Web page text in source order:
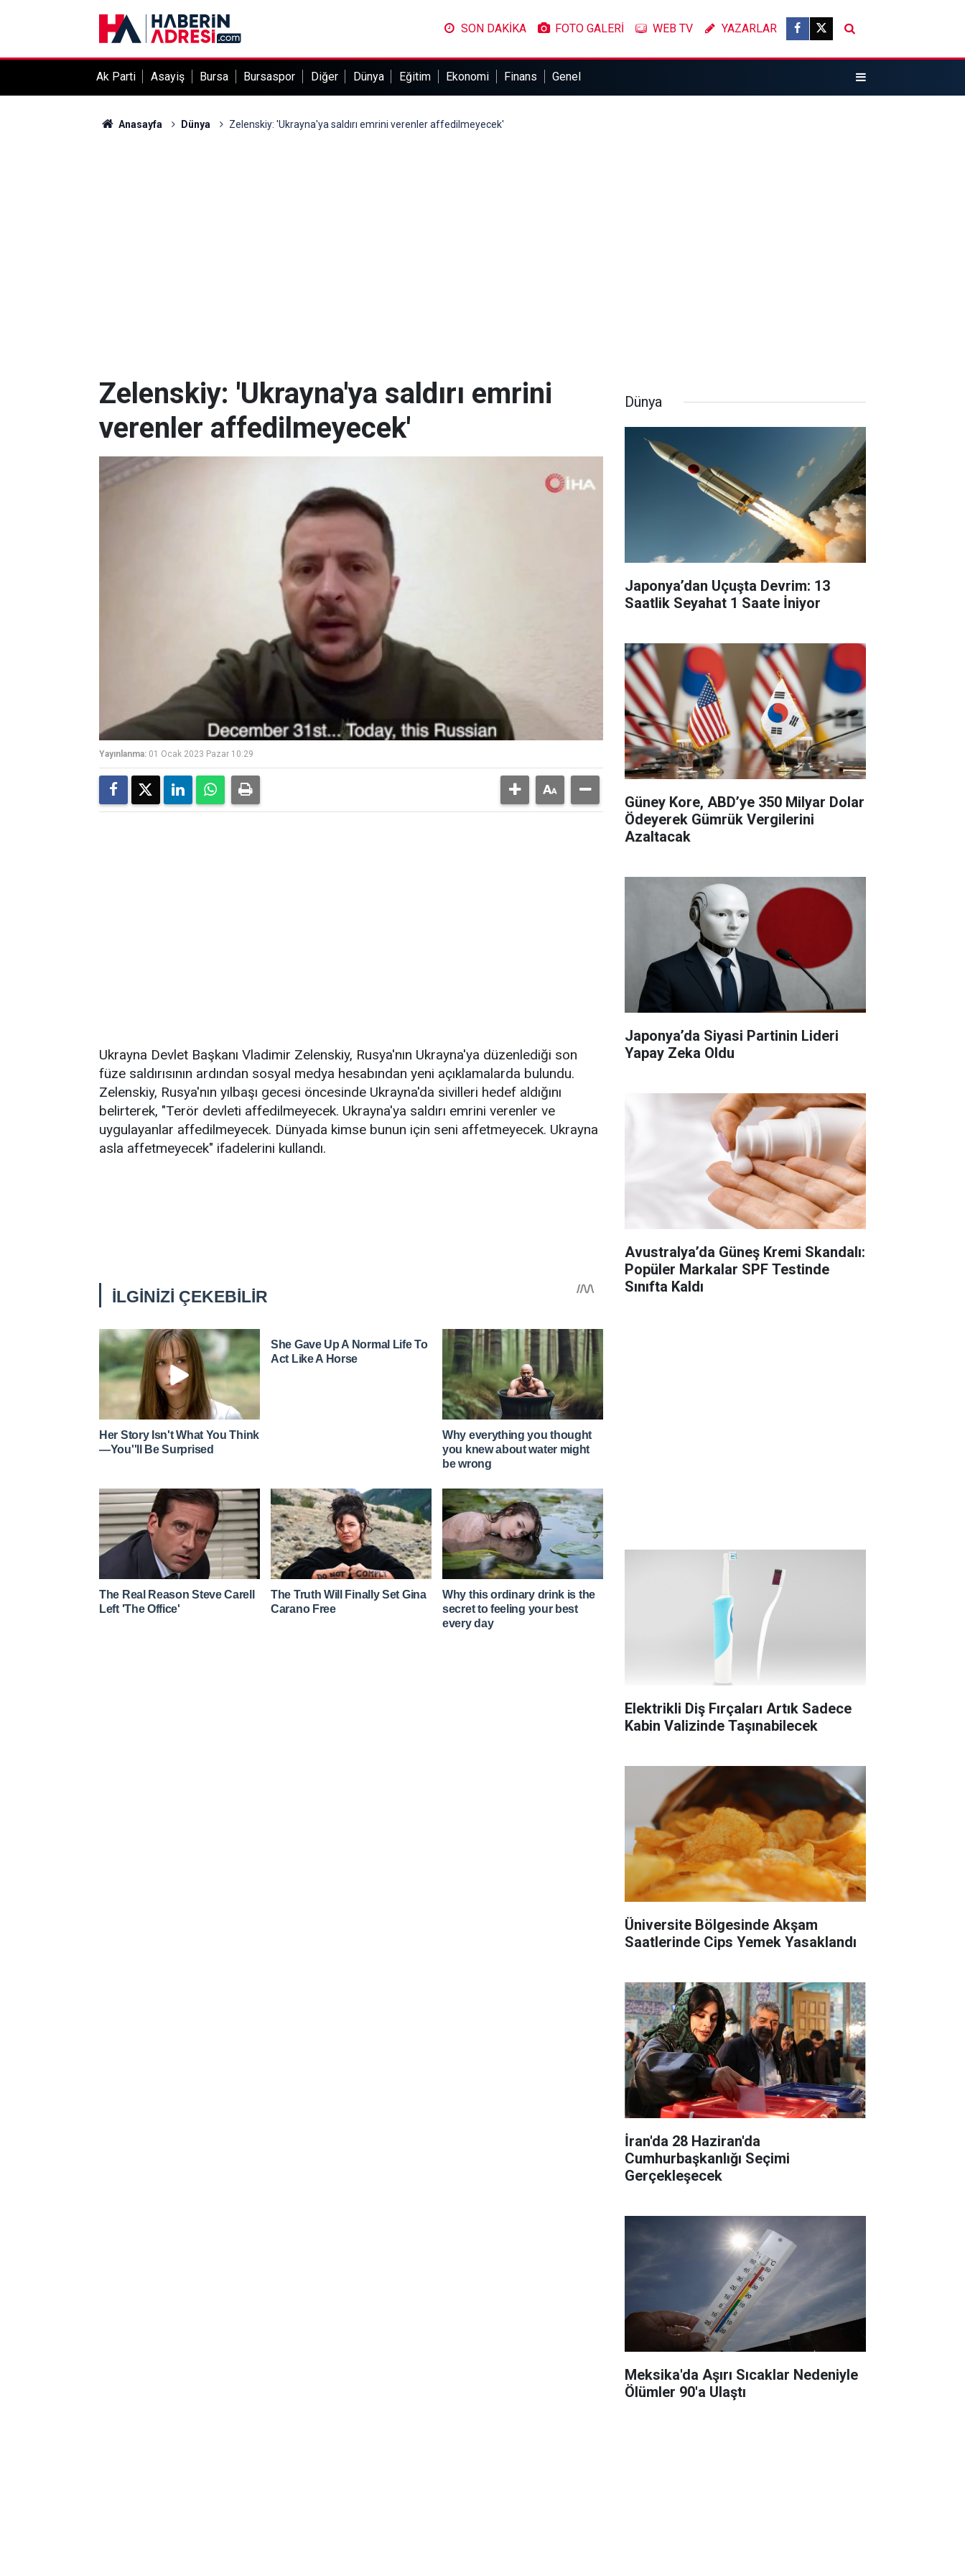
SON DAKİKA FOTO GALERİ WEB TV YAZARLAR
Ak Parti Asayiş Bursa Bursaspor Diğer Dünya Eğitim Ekonomi Finans Genel
Anasayfa Dünya Zelenskiy: 'Ukrayna'ya saldırı emrini verenler affedilmeyecek'
Zelenskiy: 'Ukrayna'ya saldırı emrini
verenler affedilmeyecek'
Yayınlanma: 01 Ocak 2023 Pazar 10:29
Ukrayna Devlet Başkanı Vladimir Zelenskiy, Rusya'nın Ukrayna'ya düzenlediği son
füze saldırısının ardından sosyal medya hesabından yeni açıklamalarda bulundu.
Zelenskiy, Rusya'nın yılbaşı gecesi öncesinde Ukrayna'da sivilleri hedef aldığını
belirterek, "Terör devleti affedilmeyecek. Ukrayna'ya saldırı emrini verenler ve
uygulayanlar affedilmeyecek. Dünyada kimse bunun için seni affetmeyecek. Ukrayna
asla affetmeyecek" ifadelerini kullandı.
Dünya
Japonya’dan Uçuşta Devrim: 13
Saatlik Seyahat 1 Saate İniyor
Güney Kore, ABD’ye 350 Milyar Dolar
Ödeyerek Gümrük Vergilerini
Azaltacak
Japonya’da Siyasi Partinin Lideri
Yapay Zeka Oldu
Avustralya’da Güneş Kremi Skandalı:
Popüler Markalar SPF Testinde
Sınıfta Kaldı
Elektrikli Diş Fırçaları Artık Sadece
Kabin Valizinde Taşınabilecek
Üniversite Bölgesinde Akşam
Saatlerinde Cips Yemek Yasaklandı
İran'da 28 Haziran'da
Cumhurbaşkanlığı Seçimi
Gerçekleşecek
Meksika'da Aşırı Sıcaklar Nedeniyle
Ölümler 90'a Ulaştı